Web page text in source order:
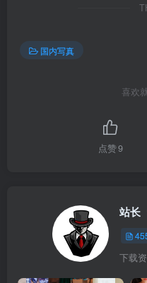
国内写真
喜欢
点赞9
站长
下载